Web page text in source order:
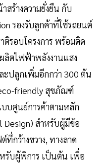
สร้างความยั่งยืน กับ
รองรับลูกค้าที่ใช้รถยนต์
รอบโครงการ พร้อมติด
ลิตไฟฟ้าพลังงานแสง
ะปลูกเพิ่มอีกกว่า 300 ต้น
friendly สุขภัณฑ์
บศูนย์การค้าตามหลัก
Design) สำหรับผู้มีข้อ
ที่กว้างขวาง, ทางลาด
รับผู้พิการ เป็นต้น เพื่อ